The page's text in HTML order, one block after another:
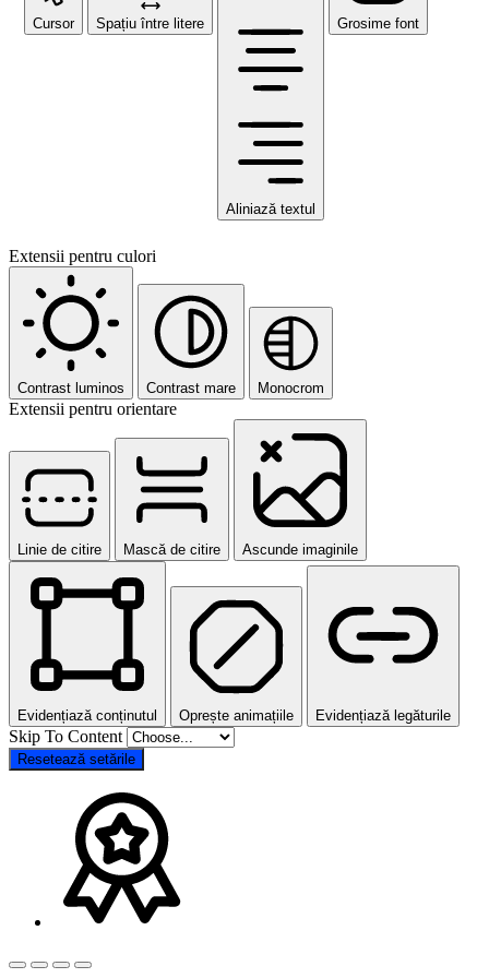
Cursor Spațiu între litere
Aliniază textul
Grosime font
Extensii pentru culori
Contrast luminos Contrast mare Monocrom
Extensii pentru orientare
Linie de citire Mască de citire Ascunde imaginile
Evidențiază conținutul Oprește animațiile Evidențiază legăturile
Skip To Content
Resetează setările